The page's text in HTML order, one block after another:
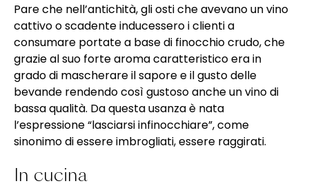
Pare che nell’antichità, gli osti che avevano un vino
cattivo o scadente inducessero i clienti a
consumare portate a base di finocchio crudo, che
grazie al suo forte aroma caratteristico era in
grado di mascherare il sapore e il gusto delle
bevande rendendo così gustoso anche un vino di
bassa qualità. Da questa usanza è nata
l’espressione “lasciarsi infinocchiare”, come
sinonimo di essere imbrogliati, essere raggirati.
In cucina